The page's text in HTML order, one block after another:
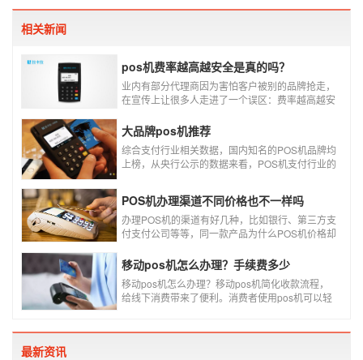
相关新闻
pos机费率越高越安全是真的吗？
业内有部分代理商因为害怕客户被别的品牌抢走，
在宣传上让很多人走进了一个误区：费率越高越安
真的是这样吗?
大品牌pos机推荐
综合支付行业相关数据，国内知名的POS机品牌均
上榜，从央行公示的数据来看，POS机支付行业的
POS机品牌各种各样，每年支付公司都会上几个新
品牌，所以我们在选择POS机的时候，一定认证正
规一清机。
POS机办理渠道不同价格也不一样吗
办理POS机的渠道有好几种，比如银行、第三方支
付支付公司等等，同一款产品为什么POS机价格却
和大家说说为什么同一款产品会有好几个价格，究
竟是什么原因呢？
移动pos机怎么办理？手续费多少
移动pos机怎么办理？移动pos机简化收款流程，
给线下消费带来了便利。消费者使用pos机可以轻
最新资讯